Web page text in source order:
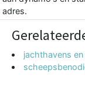
adres.
jachthavens